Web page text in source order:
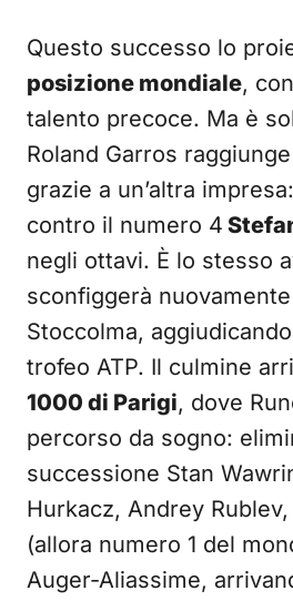
Questo successo lo
posizione mondiale,
talento precoce. Ma è
Roland Garros
grazie a un’altra
contro il numero 4
negli ottavi. È lo stesso
sconfiggerà
Stoccolma,
trofeo ATP. Il culmine
1000 di Parigi, dove
percorso da sogno:
successione Stan
Hurkacz, Andrey
(allora numero 1 del
Auger-Aliassime,